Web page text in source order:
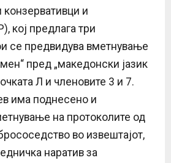
конзервативци и
кој предлага три
се предвидува вметнување
пред „македонски јазик
Л и членовите 3 и 7.
има поднесено и
на протоколите од
во извештајот,
наратив за